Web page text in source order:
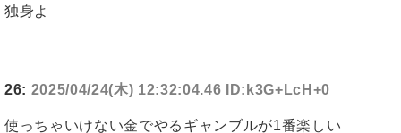
独身よ
26: 2025/04/24(木) 12:32:04.46 ID:k3G+LcH+0
使っちゃいけない金でやるギャンブルが1番楽しい